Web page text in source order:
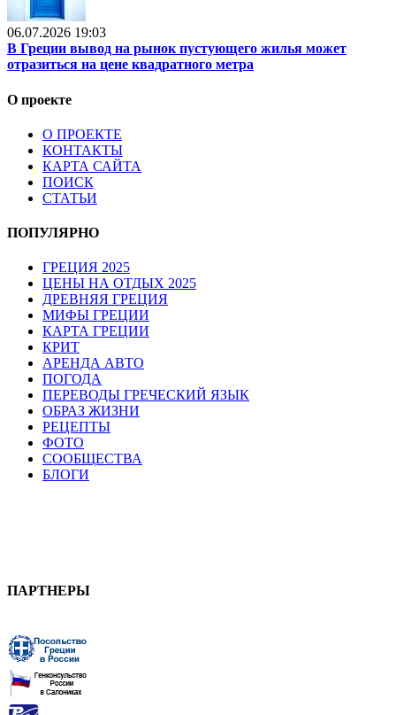
06.07.2026 19:03
В Греции вывод на рынок пустующего жилья может
отразиться на цене квадратного метра
О проекте
О ПРОЕКТЕ
КОНТАКТЫ
КАРТА САЙТА
ПОИСК
СТАТЬИ
ПОПУЛЯРНО
ГРЕЦИЯ 2025
ЦЕНЫ НА ОТДЫХ 2025
ДРЕВНЯЯ ГРЕЦИЯ
МИФЫ ГРЕЦИИ
КАРТА ГРЕЦИИ
КРИТ
АРЕНДА АВТО
ПОГОДА
ПЕРЕВОДЫ ГРЕЧЕСКИЙ ЯЗЫК
ОБРАЗ ЖИЗНИ
РЕЦЕПТЫ
ФОТО
СООБЩЕСТВА
БЛОГИ
ПАРТНЕРЫ